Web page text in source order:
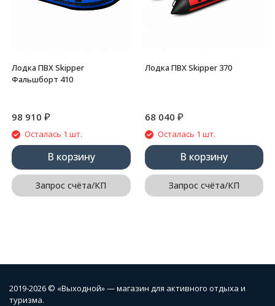
Лодка ПВХ Skipper
Фальшборт 410
98 910 ₽
Осталась 1 шт.
В корзину
Запрос счёта/КП
Лодка ПВХ Skipper 370
68 040 ₽
Осталась 1 шт.
В корзину
Запрос счёта/КП
2019-2026 © «Выходной» — магазин для активного отдыха и
туризма.